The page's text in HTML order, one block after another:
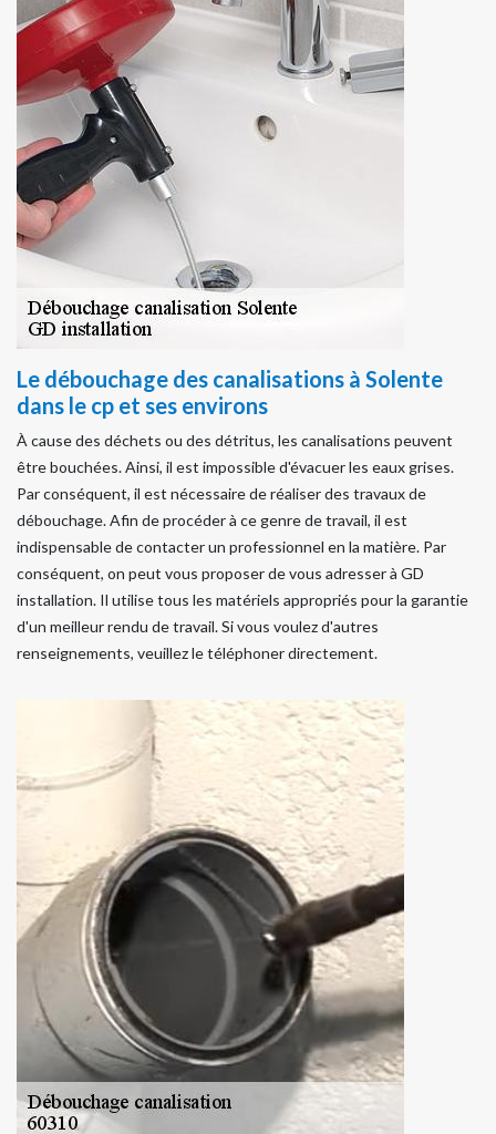
Le débouchage des canalisations à Solente
dans le cp et ses environs
À cause des déchets ou des détritus, les canalisations peuvent
être bouchées. Ainsi, il est impossible d'évacuer les eaux grises.
Par conséquent, il est nécessaire de réaliser des travaux de
débouchage. Afin de procéder à ce genre de travail, il est
indispensable de contacter un professionnel en la matière. Par
conséquent, on peut vous proposer de vous adresser à GD
installation. Il utilise tous les matériels appropriés pour la garantie
d'un meilleur rendu de travail. Si vous voulez d'autres
renseignements, veuillez le téléphoner directement.